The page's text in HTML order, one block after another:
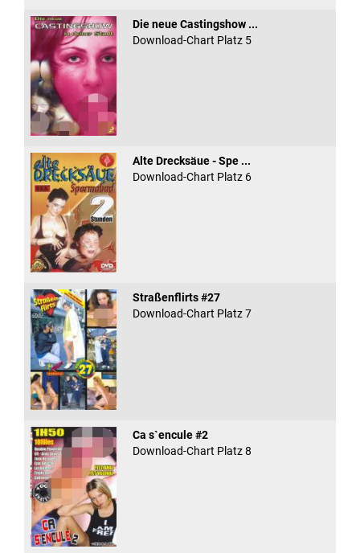
Die neue Castingshow ...
Download-Chart Platz 5
Alte Drecksäue - Spe ...
Download-Chart Platz 6
Straßenflirts #27
Download-Chart Platz 7
Ca s`encule #2
Download-Chart Platz 8